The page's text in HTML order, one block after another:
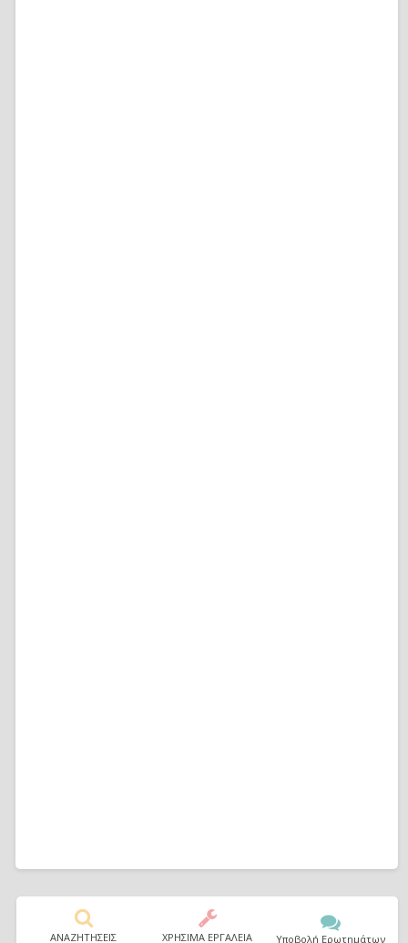
ΑΝΑΖΗΤΗΣΕΙΣ ΧΡΗΣΙΜΑ ΕΡΓΑΛΕΙΑ Υποβολή Ερωτημάτων